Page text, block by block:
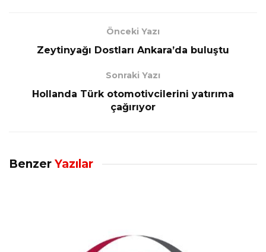
Önceki Yazı
Zeytinyağı Dostları Ankara’da buluştu
Sonraki Yazı
Hollanda Türk otomotivcilerini yatırıma
çağırıyor
Benzer Yazılar